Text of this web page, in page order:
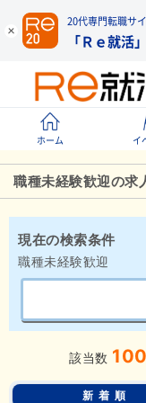
20代専門転職サ
「Ｒｅ就活
ホーム イ
職種未経験歓迎の求
現在の検索条件
職種未経験歓迎
該当数
新着順